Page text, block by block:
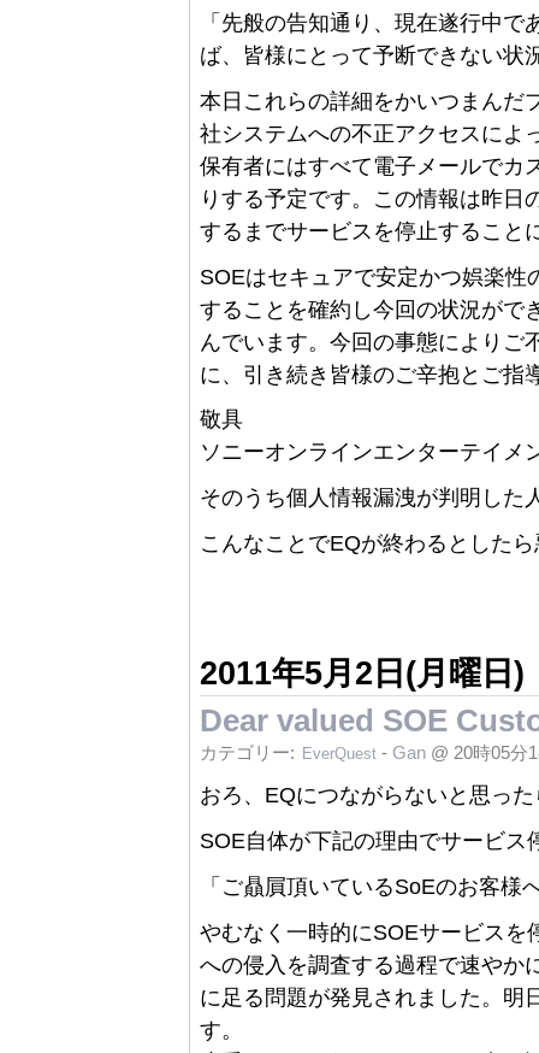
「先般の告知通り、現在遂行中
ば、皆様にとって予断できない状
本日これらの詳細をかいつまんだ
社システムへの不正アクセスによ
保有者にはすべて電子メールでカ
りする予定です。この情報は昨日
するまでサービスを停止すること
SOEはセキュアで安定かつ娯楽
することを確約し今回の状況がで
んでいます。今回の事態によりご
に、引き続き皆様のご辛抱とご指
敬具
ソニーオンラインエンターテイメ
そのうち個人情報漏洩が判明した
こんなことでEQが終わるとした
2011年5月2日(月曜日)
Dear valued SOE
カテゴリー: EverQuest - Gan @ 20時05分
おろ、EQにつながらないと思っ
SOE自体が下記の理由でサービス
「ご贔屓頂いているSoEのお客様
やむなく一時的にSOEサービスを
への侵入を調査する過程で速やか
に足る問題が発見されました。明
す。